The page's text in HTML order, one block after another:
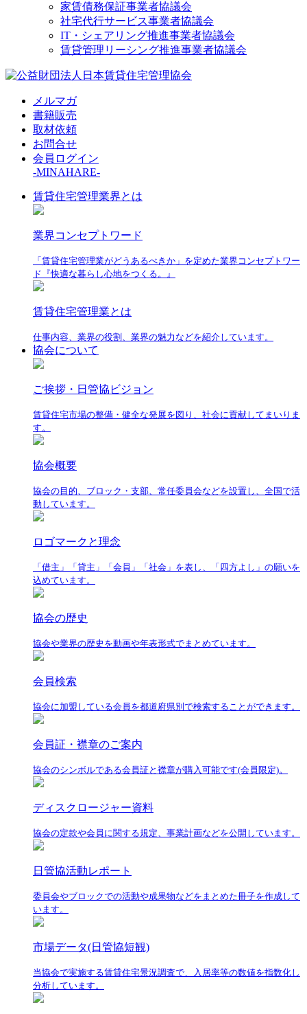
家賃債務保証事業者協議会
社宅代行サービス事業者協議会
IT・シェアリング推進事業者協議会
賃貸管理リーシング推進事業者協議会
メルマガ
書籍販売
取材依頼
お問合せ
会員ログイン
-MINAHARE-
賃貸住宅管理業界とは
業界コンセプトワード
「賃貸住宅管理業がどうあるべきか」を定めた業界コンセプトワー
ド『快適な暮らし心地をつくる。』
賃貸住宅管理業とは
仕事内容、業界の役割、業界の魅力などを紹介しています。
協会について
ご挨拶・日管協ビジョン
賃貸住宅市場の整備・健全な発展を図り、社会に貢献してまいりま
す。
協会概要
協会の目的、ブロック・支部、常任委員会などを設置し、全国で活
動しています。
ロゴマークと理念
「借主」「貸主」「会員」「社会」を表し、「四方よし」の願いを
込めています。
協会の歴史
協会や業界の歴史を動画や年表形式でまとめています。
会員検索
協会に加盟している会員を都道府県別で検索することができます。
会員証・襟章のご案内
協会のシンボルである会員証と襟章が購入可能です(会員限定)。
ディスクロージャー資料
協会の定款や会員に関する規定、事業計画などを公開しています。
日管協活動レポート
委員会やブロックでの活動や成果物などをまとめた冊子を作成して
います。
市場データ(日管協短観)
当協会で実施する賃貸住宅景況調査で、入居率等の数値を指数化し
分析しています。